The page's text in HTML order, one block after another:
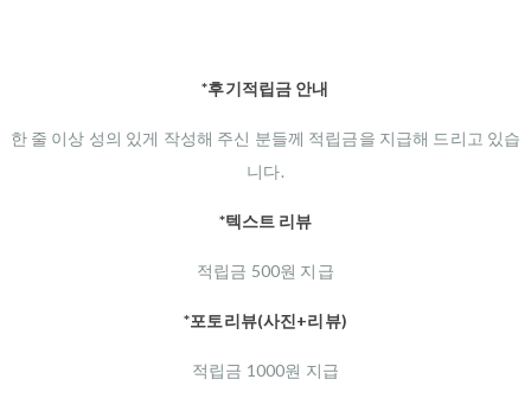
*후기적립금 안내
한 줄 이상 성의 있게 작성해 주신 분들께 적립금을 지급해 드리고 있습
니다.
*텍스트 리뷰
적립금 500원 지급
*포토리뷰(사진+리뷰)
적립금 1000원 지급